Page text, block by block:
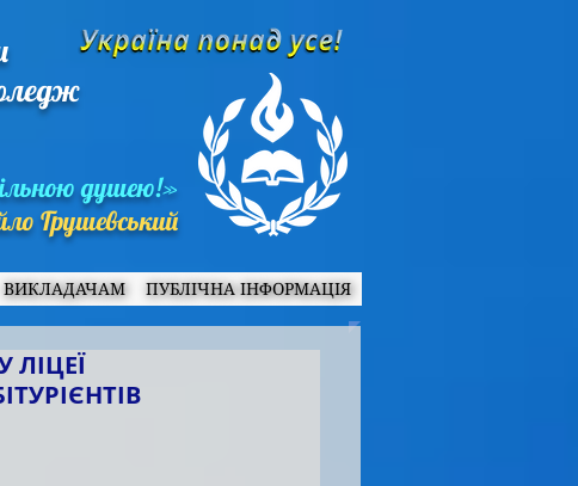
душею!»
Грушевський
ВИКЛАДАЧАМ ПУБЛІЧНА ІНФОРМАЦІЯ
ЛІЦЕЇ